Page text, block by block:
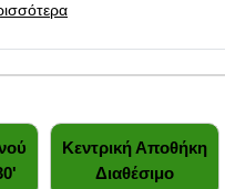
Κεντρική Αποθήκη
Διαθέσιμο